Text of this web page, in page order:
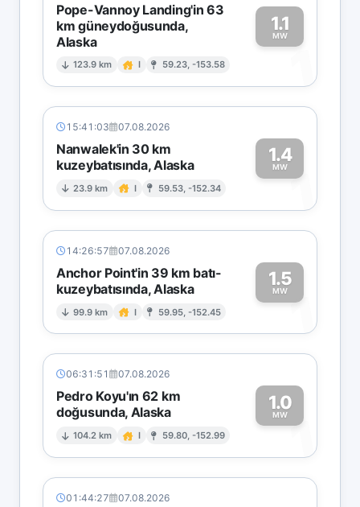
Pope-Vannoy Landing'in 63
km güneydoğusunda,
Alaska
123.9 km I 59.23, -153.58
1.1
MW
1
15:41:03 07.08.2026
Nanwalek'in 30 km
kuzeybatısında, Alaska
23.9 km I 59.53, -152.34
1.4
MW1
14:26:57 07.08.2026
Anchor Point'in 39 km batı-
kuzeybatısında, Alaska
99.9 km I 59.95, -152.45
1.5
MW1
06:31:51 07.08.2026
Pedro Koyu'ın 62 km
doğusunda, Alaska
104.2 km I 59.80, -152.99
1.0
MW1
01:44:27 07.08.2026